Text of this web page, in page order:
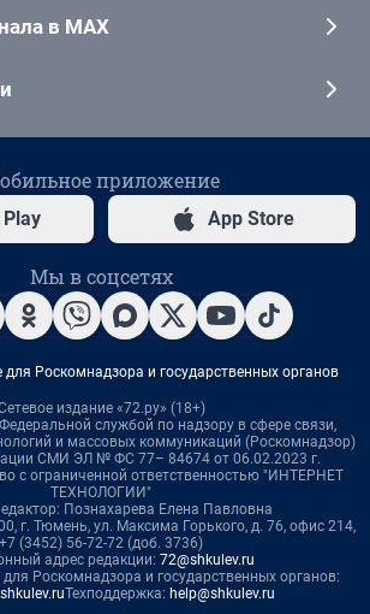
в MAX
приложение
App Store
Мы в соцсетях
Роскомнадзора и государственных органов
издание «72.ру» (18+)
службой по надзору в сфере связи,
и массовых коммуникаций (Роскомнадзор)
СМИ ЭЛ № ФС 77– 84674 от 06.02.2023 г.
с ограниченной ответственностью "ИНТЕРНЕТ
ТЕХНОЛОГИИ"
Познахарева Елена Павловна
г. Тюмень, ул. Максима Горького, д. 76, офис 214,
+7 (3452) 56-72-72 (доб. 3736)
адрес редакции: 72@shkulev.ru
Роскомнадзора и государственных органов:
Техподдержка: help@shkulev.ru